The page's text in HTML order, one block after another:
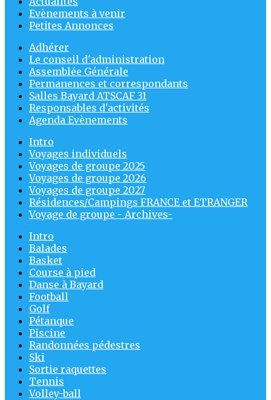
Evènements à venir
Petites Annonces
Adhérer
Le conseil d'administration
Assemblée Générale
Permanences et correspondants
Salles Bayard ATSCAF 31
Responsables d'activités
Agenda Evènements
Intro
Voyages individuels
Voyages de groupe 2025
Voyages de groupe 2026
Voyages de groupe 2027
Résidences/Campings FRANCE et ETRANGER
Voyage de groupe - Archives-
Intro
Balades
Basket
Course à pied
Danse à Bayard
Football
Golf
Pétanque
Piscine
Randonnées pédestres
Ski
Sortie raquettes
Tennis
Volley-ball